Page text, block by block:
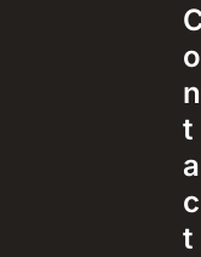
o
n
t
a
c
t